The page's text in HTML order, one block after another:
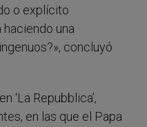
o explícito
una
concluyó
‘La Repubblica’,
en las que el Papa